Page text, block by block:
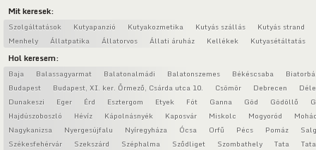
Mit keresek:
Szolgáltatások Kutyapanzió Kutyakozmetika Kutyás szállás
Kutyás strand
Menhely
Állatpatika Állatorvos Állati áruház Kellékek Kutyasétáltatás
Hol keresem:
Baja Balassagyarmat Balatonalmádi Balatonszemes Békéscsaba
Budapest
Budapest, XI. ker. Őrmező, Csárda utca 10. Csömör Debrecen
Dunakeszi
Eger Érd Esztergom Etyek Fót Ganna Göd Gödöllő
Hajdúszoboszló
Hévíz Kápolnásnyék Kaposvár Miskolc Mogyoród
Nagykanizsa
Nyergesújfalu Nyíregyháza Ócsa Orfű Pécs Pomáz
Székesfehérvár
Szekszárd Széphalma Sződliget Szombathely Tata